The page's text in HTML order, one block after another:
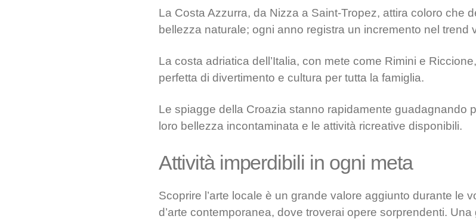
La Costa Azzurra, da Nizza a Saint-Tropez, attira coloro che
bellezza naturale; ogni anno registra un incremento nel trend
La costa adriatica dell’Italia, con mete come Rimini e
perfetta di divertimento e cultura per tutta la famiglia.
Le spiagge della Croazia stanno rapidamente guadagnando
loro bellezza incontaminata e le attività ricreative disponibili.
Attività imperdibili in ogni meta
Scoprire l’arte locale è un grande valore aggiunto durante le
d’arte contemporanea, dove troverai opere sorprendenti.